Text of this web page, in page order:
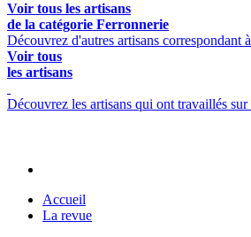
Voir tous les artisans
de la catégorie Ferronnerie
Découvrez d'autres artisans correspondant
Voir tous
les artisans
Découvrez les artisans qui ont travaillés sur
Accueil
La revue